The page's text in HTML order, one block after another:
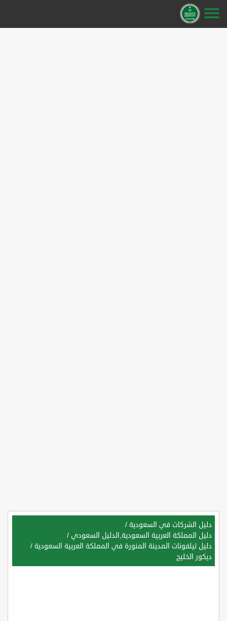
دليل الشركات في السعودية /
دليل المملكة العربية السعودية,الدليل السعودي /
دليل تيلفونات المدينة المنورة في المملكة العربية السعودية /
ديكور الخليج